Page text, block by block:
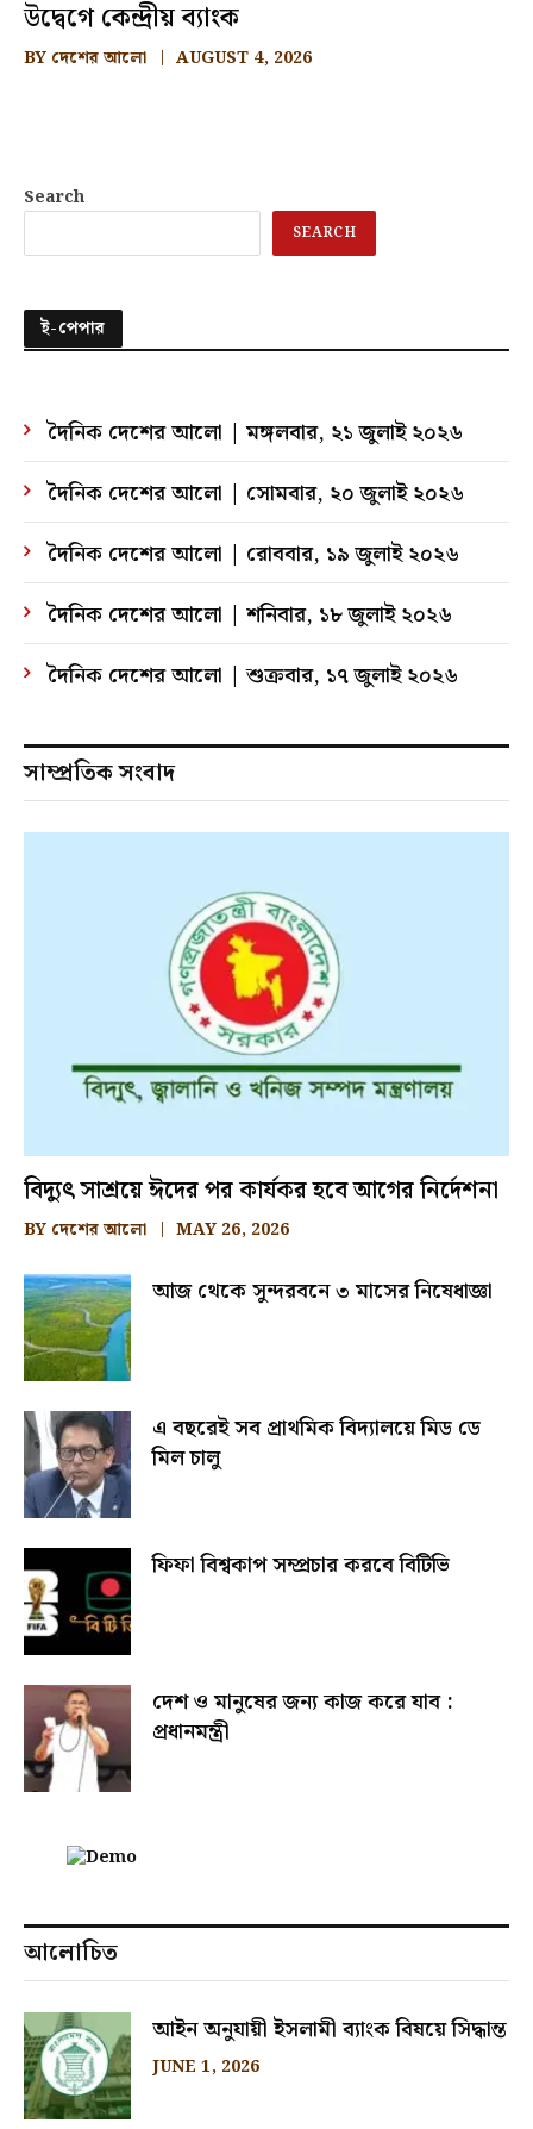
উদ্বেগে কেন্দ্রীয় ব্যাংক
BY দেশের আলো AUGUST 4, 2026
Search
SEARCH
ই-পেপার
দৈনিক দেশের আলো | মঙ্গলবার, ২১ জুলাই ২০২৬
দৈনিক দেশের আলো | সোমবার, ২০ জুলাই ২০২৬
দৈনিক দেশের আলো | রোববার, ১৯ জুলাই ২০২৬
দৈনিক দেশের আলো | শনিবার, ১৮ জুলাই ২০২৬
দৈনিক দেশের আলো | শুক্রবার, ১৭ জুলাই ২০২৬
সাম্প্রতিক সংবাদ
বিদ্যুৎ সাশ্রয়ে ঈদের পর কার্যকর হবে আগের নির্দেশনা
BY দেশের আলো MAY 26, 2026
আজ থেকে সুন্দরবনে ৩ মাসের নিষেধাজ্ঞা
এ বছরেই সব প্রাথমিক বিদ্যালয়ে মিড ডে
মিল চালু
ফিফা বিশ্বকাপ সম্প্রচার করবে বিটিভি
দেশ ও মানুষের জন্য কাজ করে যাব :
প্রধানমন্ত্রী
আলোচিত
আইন অনুযায়ী ইসলামী ব্যাংক বিষয়ে সিদ্ধান্ত
JUNE 1, 2026